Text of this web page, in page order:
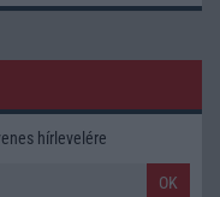
hírlevelére
OK